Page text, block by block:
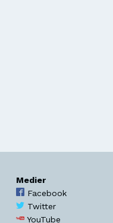
Medier
Facebook
Twitter
YouTube